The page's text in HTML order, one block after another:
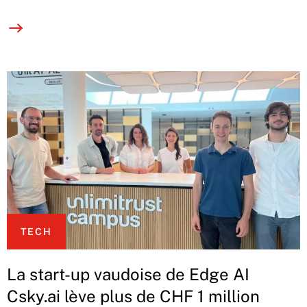
TECH
La start-up vaudoise de Edge AI
Csky.ai lève plus de CHF 1 million